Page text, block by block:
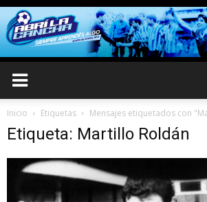
Inicio Etiquetas Mensajes etiquetados con
Etiqueta: Martillo Roldán